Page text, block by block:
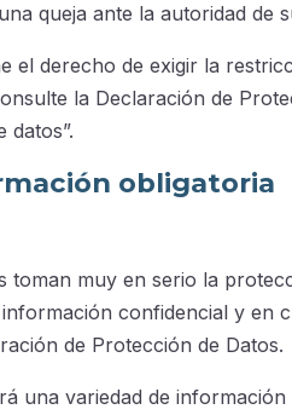
queja ante la autoridad de
el derecho de exigir la
la Declaración de
datos”.
obligatoria
toman muy en serio la
confidencial y en
de Protección de Datos.
una variedad de